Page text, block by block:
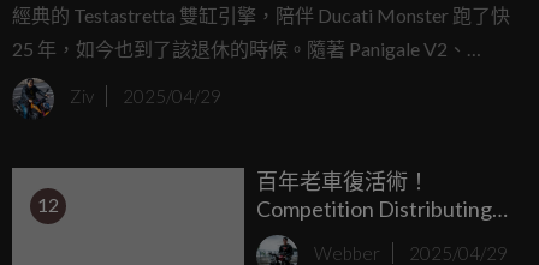
經典的 Testastretta 雙缸引擎，陪伴 Ducati Monster 跑了快
25 年，如今也到了該退休的時候。隨著 Panigale V2、
Streetfighter V2、Multistrada V2 都換上新世代 V2 引擎與車
架之後，Monster 幾乎成了 Ducati 家族裡最後一台還在用
Ziv 2025/04/29
12
百年老車復活術！
Competition Distributing
用 3D 列印拯救經典摩托車
Webber 2025/04/29